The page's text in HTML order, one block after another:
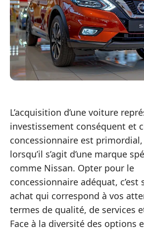
L’acquisition d’une voiture
investissement conséquent et
concessionnaire est
lorsqu’il s’agit d’une marque
comme Nissan. Opter pour le
concessionnaire adéquat, c’est
achat qui correspond à vos
termes de qualité, de services
Face à la diversité des options